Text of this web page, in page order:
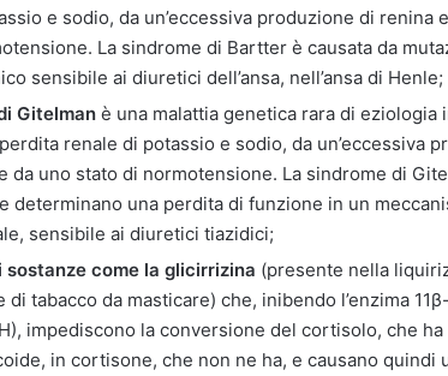
e sodio, da un’eccessiva produzione di renina
La sindrome di Bartter è causata da
sensibile ai diuretici dell’ansa, nell’ansa di Henle;
Gitelman è una malattia genetica rara di eziologia
renale di potassio e sodio, da un’eccessiva
da uno stato di normotensione. La sindrome di
determinano una perdita di funzione in un
sensibile ai diuretici tiazidici;
sostanze come la glicirrizina (presente nella
di tabacco da masticare) che, inibendo l’enzima
impediscono la conversione del cortisolo, che
in cortisone, che non ne ha, e causano quindi